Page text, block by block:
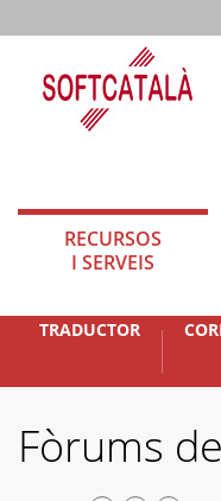
RECURSOS
I SERVEIS
TRADUCTOR
Fòrums